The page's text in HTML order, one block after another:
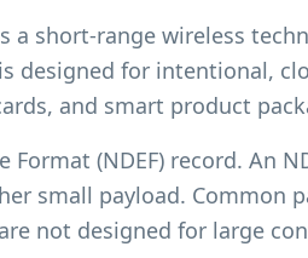
a short-range wireless
designed for intentional,
and smart product
Format (NDEF) record. An
small payload. Common
not designed for large